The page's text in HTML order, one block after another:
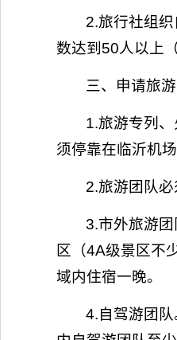
2.旅行社组
数达到50人以上
三、申请旅
1.旅游专列
须停靠在临沂机场
2.旅游团队
3.市外旅游
区（4A级景区不
域内住宿一晚。
4.自驾游团